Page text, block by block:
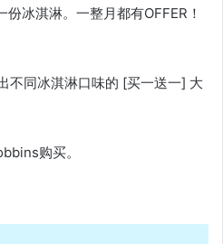
冰淇淋。一整月都有OFFER！
不同冰淇淋口味的 [买一送一] 大
购买。